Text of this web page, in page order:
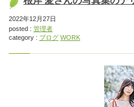
2022年12月27日
posted : 管理者
category : ブログ WORK